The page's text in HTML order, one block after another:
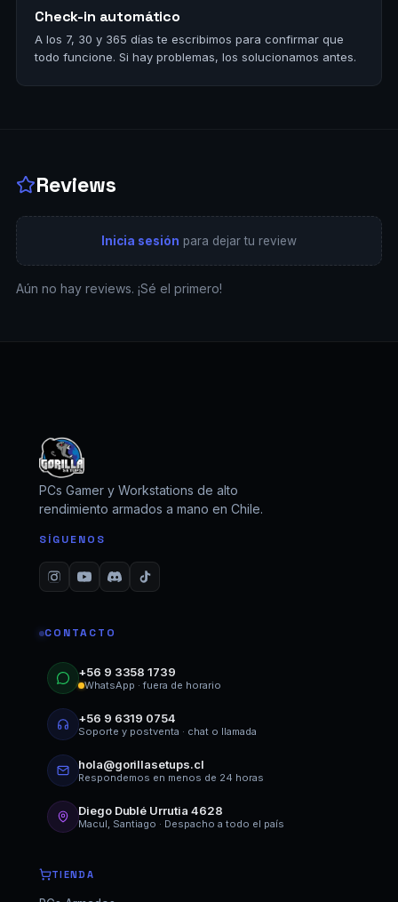
Check-in automático
A los 7, 30 y 365 días te escribimos para confirmar que
todo funcione. Si hay problemas, los solucionamos antes.
Reviews
Inicia sesión para dejar tu review
Aún no hay reviews. ¡Sé el primero!
PCs Gamer y Workstations de alto
rendimiento armados a mano en Chile.
SÍGUENOS
CONTACTO
+56 9 3358 1739
WhatsApp · fuera de horario
+56 9 6319 0754
Soporte y postventa · chat o llamada
hola@gorillasetups.cl
Respondemos en menos de 24 horas
Diego Dublé Urrutia 4628
Macul, Santiago · Despacho a todo el país
TIENDA